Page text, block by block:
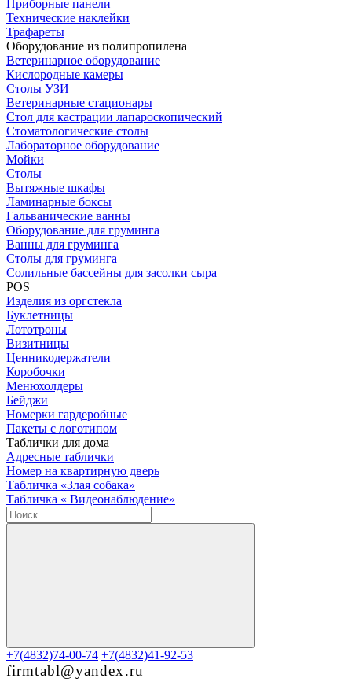
Приборные панели
Технические наклейки
Трафареты
Оборудование из полипропилена
Ветеринарное оборудование
Кислородные камеры
Столы УЗИ
Ветеринарные стационары
Стол для кастрации лапароскопический
Стоматологические столы
Лабораторное оборудование
Мойки
Столы
Вытяжные шкафы
Ламинарные боксы
Гальванические ванны
Оборудование для груминга
Ванны для груминга
Столы для груминга
Солильные бассейны для засолки сыра
POS
Изделия из оргстекла
Буклетницы
Лототроны
Визитницы
Ценникодержатели
Коробочки
Менюхолдеры
Бейджи
Номерки гардеробные
Пакеты с логотипом
Таблички для дома
Адресные таблички
Номер на квартирную дверь
Табличка «Злая собака»
Табличка « Видеонаблюдение»
+7(4832)74-00-74 +7(4832)41-92-53
firmtabl@yandex.ru